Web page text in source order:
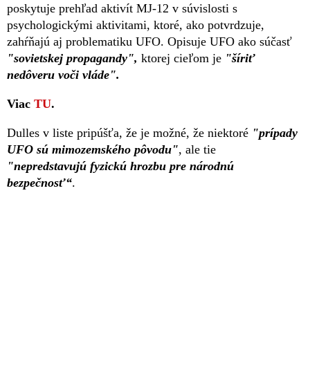
poskytuje prehľad aktivít MJ-12 v súvislosti s
psychologickými aktivitami, ktoré, ako potvrdzuje,
zahŕňajú aj problematiku UFO. Opisuje UFO ako súčasť
"sovietskej propagandy", ktorej cieľom je "šíriť
nedôveru voči vláde".
Viac TU.
Dulles v liste pripúšťa, že je možné, že niektoré "prípady
UFO sú mimozemského pôvodu", ale tie
"nepredstavujú fyzickú hrozbu pre národnú
bezpečnosť“.